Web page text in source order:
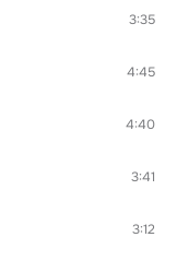
3:35
4:45
4:40
3:41
3:12